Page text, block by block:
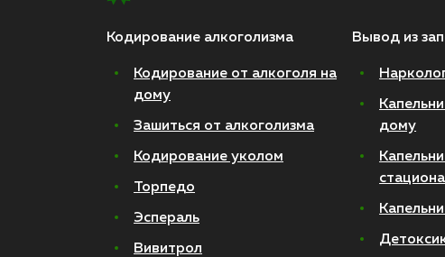
Кодирование алкоголизма
Кодирование от алкоголя на
дому
Зашиться от алкоголизма
Кодирование уколом
Торпедо
Эспераль
Вивитрол
Вывод из
дому